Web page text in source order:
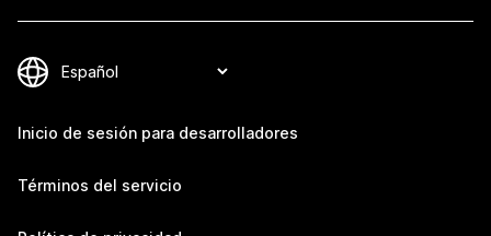
Inicio de sesión para desarrolladores
Términos del servicio